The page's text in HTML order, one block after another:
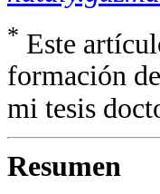
* Este
formación
mi tesis
Resumen